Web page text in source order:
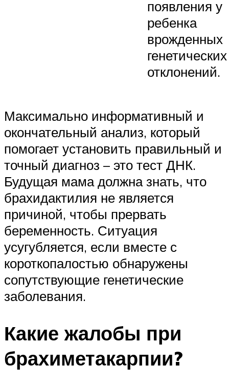
появления у
ребенка
врожденных
генетических
отклонений.
Максимально информативный и
окончательный анализ, который
помогает установить правильный и
точный диагноз – это тест ДНК.
Будущая мама должна знать, что
брахидактилия не является
причиной, чтобы прервать
беременность. Ситуация
усугубляется, если вместе с
короткопалостью обнаружены
сопутствующие генетические
заболевания.
Какие жалобы при
брахиметакарпии?